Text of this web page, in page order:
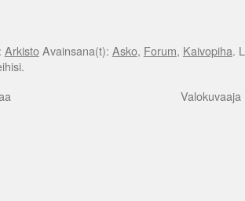
ArkistoAvainsana(t): Asko, Forum, Kaivopiha.